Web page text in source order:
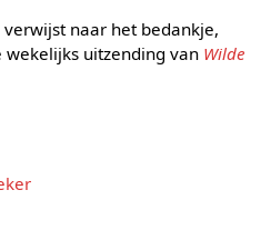
naar het bedankje,
uitzending van Wilde